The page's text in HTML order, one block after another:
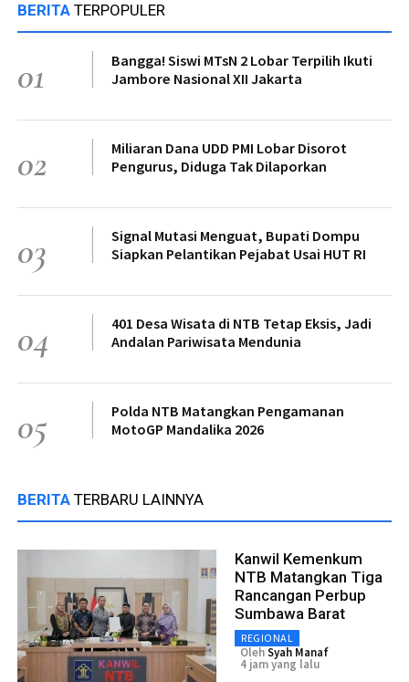
BERITA TERPOPULER
01
Bangga! Siswi MTsN 2 Lobar Terpilih Ikuti
Jambore Nasional XII Jakarta
02
Miliaran Dana UDD PMI Lobar Disorot
Pengurus, Diduga Tak Dilaporkan
03
Signal Mutasi Menguat, Bupati Dompu
Siapkan Pelantikan Pejabat Usai HUT RI
04
401 Desa Wisata di NTB Tetap Eksis, Jadi
Andalan Pariwisata Mendunia
05
Polda NTB Matangkan Pengamanan
MotoGP Mandalika 2026
BERITA TERBARU LAINNYA
Kanwil Kemenkum
NTB Matangkan Tiga
Rancangan Perbup
Sumbawa Barat
REGIONAL
OlehSyah Manaf
4 jam yang lalu